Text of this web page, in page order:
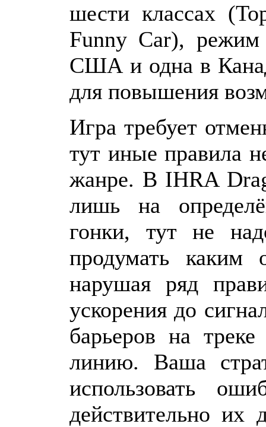
шести классах
Funny Car), режим
США и одна в
для повышения
Игра требует
тут иные правила
жанре. В IHRA
лишь на
гонки, тут не
продумать каким
нарушая ряд
ускорения до
барьеров на
линию. Ваша
использовать
действительно